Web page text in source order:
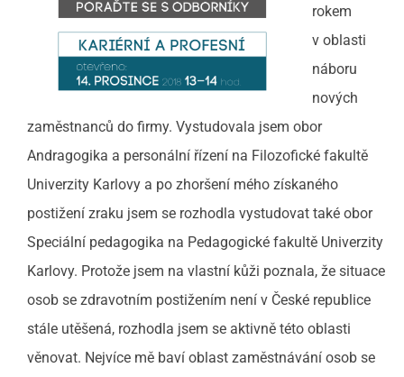
rokem
v oblasti
náboru
nových
zaměstnanců do firmy. Vystudovala jsem obor
Andragogika a personální řízení na Filozofické fakultě
Univerzity Karlovy a po zhoršení mého získaného
postižení zraku jsem se rozhodla vystudovat také obor
Speciální pedagogika na Pedagogické fakultě Univerzity
Karlovy. Protože jsem na vlastní kůži poznala, že situace
osob se zdravotním postižením není v České republice
stále utěšená, rozhodla jsem se aktivně této oblasti
věnovat. Nejvíce mě baví oblast zaměstnávání osob se